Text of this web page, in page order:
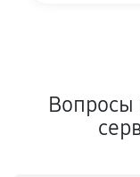
Вопросы